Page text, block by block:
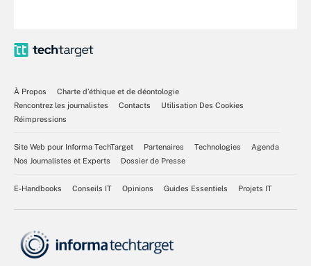
À Propos
Charte d’éthique et de déontologie
Rencontrez les journalistes
Contacts
Utilisation Des Cookies
Réimpressions
Site Web pour Informa TechTarget Partenaires Technologies
Agenda
Nos Journalistes et Experts
Dossier de Presse
E-Handbooks Conseils IT Opinions Guides Essentiels Projets IT